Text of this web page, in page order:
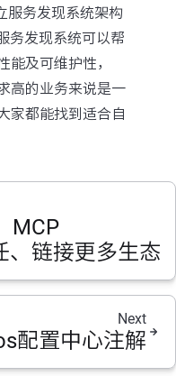
服务发现系统架构
务发现系统可以帮
能及可维护性，
高的业务来说是一
家都能找到适合自
MCP
、链接更多生态
Next
配置中心注解